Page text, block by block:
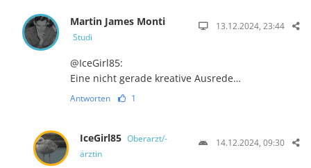
Martin James Monti
Studi
13.12.2024, 23:44
@IceGirl85:
Eine nicht gerade kreative Ausrede…
Antworten 1
IceGirl85 Oberarzt/-
ärztin
14.12.2024, 09:30